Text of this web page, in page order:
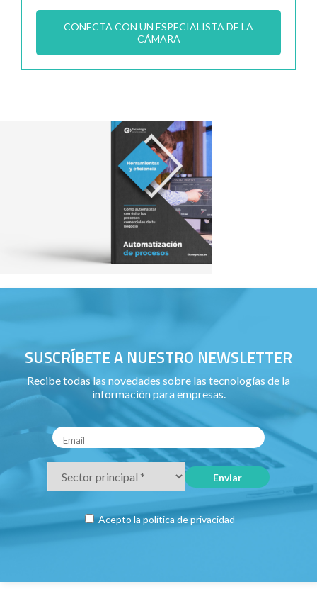
CONECTA CON UN ESPECIALISTA DE LA
CÁMARA
SUSCRÍBETE A NUESTRO NEWSLETTER
Recibe todas las novedades sobre las tecnologías de la
información para empresas.
Acepto la política de privacidad